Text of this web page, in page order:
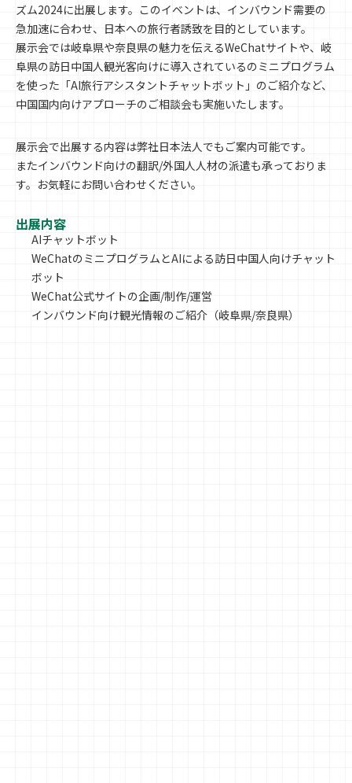
ズム2024に出展します。このイベントは、インバウンド需要の
急加速に合わせ、日本への旅行者誘致を目的としています。
展示会では岐阜県や奈良県の魅力を伝えるWeChatサイトや、岐
阜県の訪日中国人観光客向けに導入されているのミニプログラム
を使った「AI旅行アシスタントチャットボット」のご紹介など、
中国国内向けアプローチのご相談会も実施いたします。
展示会で出展する内容は弊社日本法人でもご案内可能です。
またインバウンド向けの翻訳/外国人人材の派遣も承っておりま
す。お気軽にお問い合わせください。
出展内容
AIチャットボット
WeChatのミニプログラムとAIによる訪日中国人向けチャット
ボット
WeChat公式サイトの企画/制作/運営
インバウンド向け観光情報のご紹介（岐阜県/奈良県）